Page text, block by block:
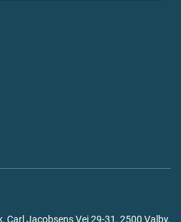
Jacobsens Vej 29-31, 2500 Valby,